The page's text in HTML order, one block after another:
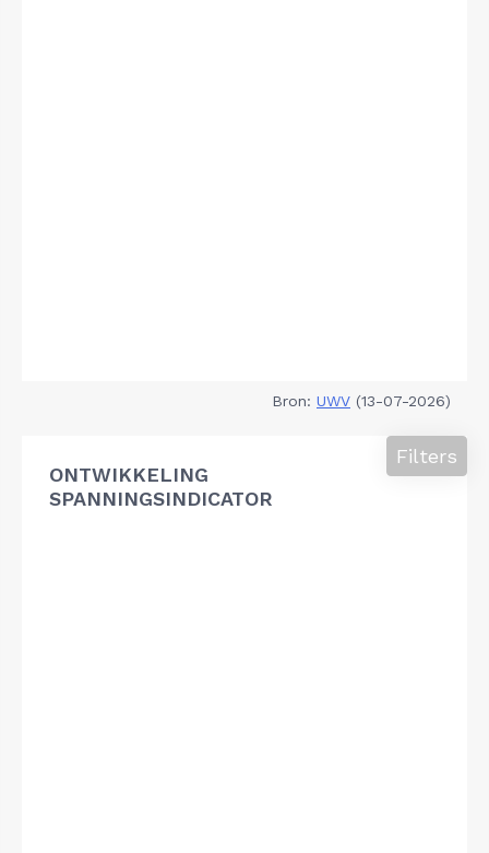
Bron: UWV (13-07-2026)
ONTWIKKELING
SPANNINGSINDICATOR
Filters